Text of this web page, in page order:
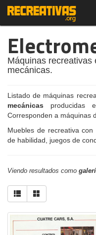
Máquinas recreativas
mecánicas.
Listado de máquinas
mecánicas producidas
Corresponden a máquinas
Muebles de recreativa
de habilidad, juegos de
Viendo resultados como